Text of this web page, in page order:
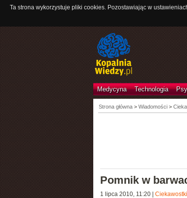
Ta strona wykorzystuje pliki cookies. Pozostawiając w
Medycyna Technologia
Strona główna> Wiadomości >
Pomnik w
1 lipca 2010, 11:20| Ciekawostki